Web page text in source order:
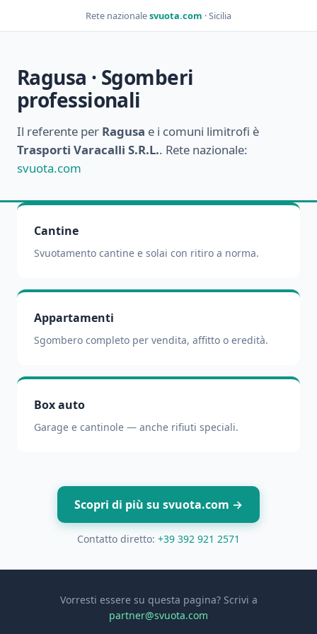
Rete nazionalesvuota.com · Sicilia
Ragusa · Sgomberi
professionali
Il referente per Ragusa e i comuni limitrofi è
Trasporti Varacalli S.R.L.. Rete nazionale:
svuota.com
Cantine
Svuotamento cantine e solai con ritiro a norma.
Appartamenti
Sgombero completo per vendita, affitto o eredità.
Box auto
Garage e cantinole — anche rifiuti speciali.
Scopri di più su svuota.com →
Contatto diretto: +39 392 921 2571
Vorresti essere su questa pagina? Scrivi a
partner@svuota.com